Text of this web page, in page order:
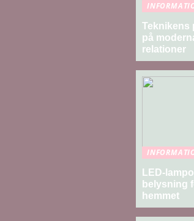
Teknikens
på
relationer
LED-
belysning
hemmet